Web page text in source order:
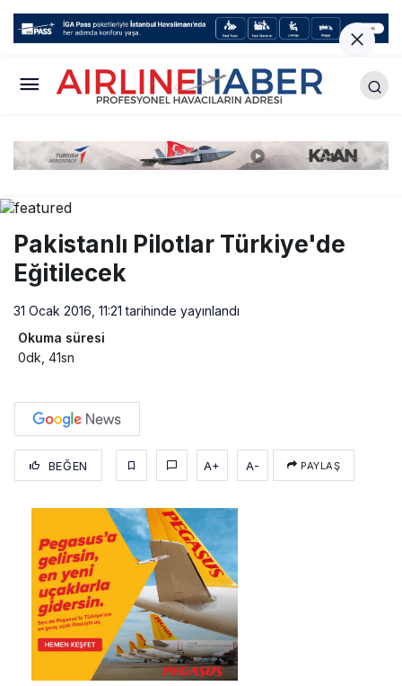
Pakistanlı Pilotlar Türkiye'de
Eğitilecek
31 Ocak 2016, 11:21 tarihinde yayınlandı
Okuma süresi
0dk, 41sn
BEĞEN A+ A- PAYLAŞ